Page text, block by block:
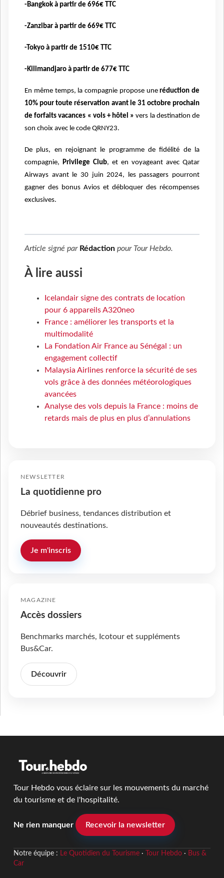
-Bangkok à partir de 696€ TTC
-Zanzibar à partir de 669€ TTC
-Tokyo à partir de 1510€ TTC
-Kilimandjaro à partir de 677€ TTC
En même temps, la compagnie propose uneréduction de
10% pour toute réservation avant le 31 octobre prochain
de forfaits vacances « vols + hôtel » vers la destination de
son choix avec le code QRNY23.
De plus, en rejoignant le programme de fidélité de la
compagnie, Privilege Club, et en voyageant avec Qatar
Airways avant le 30 juin 2024, les passagers pourront
gagner des bonus Avios et débloquer des récompenses
exclusives.
Article signé par Rédaction pour Tour Hebdo.
À lire aussi
Icelandair signe des contrats de location
pour 6 appareils A320neo
France : améliorer les transports et la
multimodalité
La Fondation Air France au Sénégal : un
engagement collectif
Malaysia Airlines renforce la sécurité de ses
vols grâce à des données météorologiques
avancées
Analyse des vols depuis la France : moins de
retards mais de plus en plus d’annulations
NEWSLETTER
La quotidienne pro
Débrief business, tendances distribution et
nouveautés destinations.
Je m'inscris
MAGAZINE
Accès dossiers
Benchmarks marchés, Icotour et suppléments
Bus&Car.
Découvrir
Tour Hebdo vous éclaire sur les mouvements du marché
du tourisme et de l'hospitalité.
Ne rien manquer Recevoir la newsletter
Notre équipe : Le Quotidien du Tourisme· Tour Hebdo· Bus &
Car